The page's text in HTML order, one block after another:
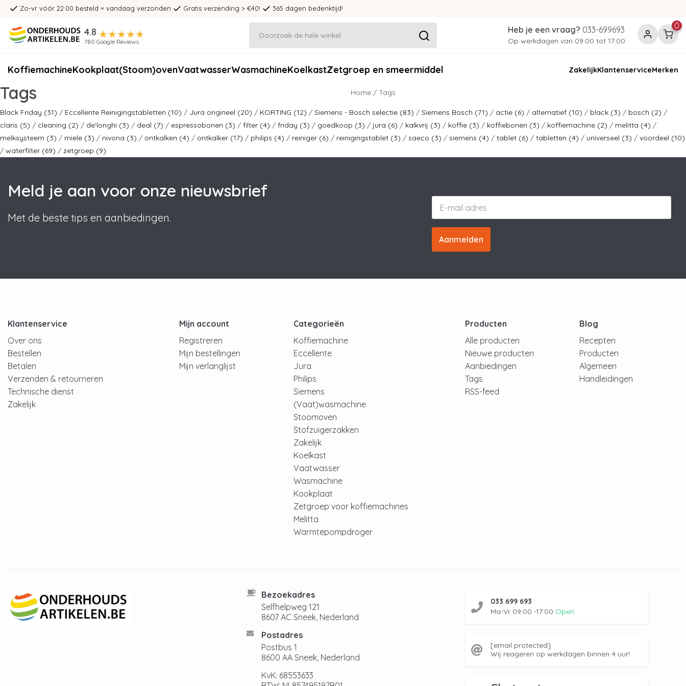
Zo-vr vóór 22:00 besteld = vandaag verzonden Gratis verzending > €40! 365 dagen bedenktijd!
4.8
780 Google Reviews
Heb je een vraag? 033-699693
Op werkdagen van 09:00 tot 17:00
0
KoffiemachineKookplaat(Stoom)ovenVaatwasserWasmachineKoelkastZetgroep en smeermiddel ZakelijkKlantenserviceMerken
Tags Home / Tags
Black Friday (31) / Eccellente Reinigingstabletten (10) / Jura origineel (20) / KORTING (12) / Siemens - Bosch selectie (83) / Siemens Bosch (71) / actie (6) / alternatief (10) / black (3) / bosch (2) /
claris (5) / cleaning (2) / de'longhi (3) / deal (7) / espressobonen (3) / filter (4) / friday (3) / goedkoop (3) / jura (6) / kalkvrij (3) / koffie (3) / koffiebonen (3) / koffiemachine (2) / melitta (4) /
melksysteem (3) / miele (3) / nivona (3) / ontkalken (4) / ontkalker (17) / philips (4) / reiniger (6) / reinigingstablet (3) / saeco (3) / siemens (4) / tablet (6) / tabletten (4) / universeel (3) / voordeel (10)
/ waterfilter (69) / zetgroep (9)
Meld je aan voor onze nieuwsbrief
Met de beste tips en aanbiedingen.
Aanmelden
Klantenservice
Over ons
Bestellen
Betalen
Verzenden & retourneren
Technische dienst
Zakelijk
Mijn account
Registreren
Mijn bestellingen
Mijn verlanglijst
Categorieën
Koffiemachine
Eccellente
Jura
Philips
Siemens
(Vaat)wasmachine
Stoomoven
Stofzuigerzakken
Zakelijk
Koelkast
Vaatwasser
Wasmachine
Kookplaat
Zetgroep voor koffiemachines
Melitta
Warmtepompdroger
Producten
Alle producten
Nieuwe producten
Aanbiedingen
Tags
RSS-feed
Blog
Recepten
Producten
Algemeen
Handleidingen
Bezoekadres
Selfhelpweg 121
8607 AC Sneek, Nederland
Postadres
Postbus 1
8600 AA Sneek, Nederland
KvK: 68553633
033 699 693
Ma-Vr 09:00 -17:00 Open
[email protected]
Wij reageren op werkdagen binnen 4 uur!